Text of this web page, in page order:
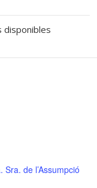
de l’Assumpció
disponibles